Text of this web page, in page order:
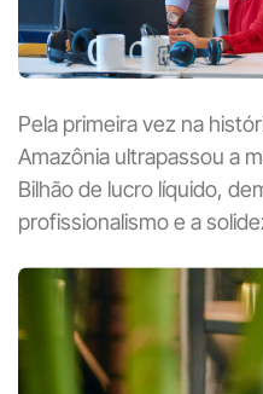
Pela primeira vez na
Amazônia ultrapassou a
Bilhão de lucro líquido,
profissionalismo e a